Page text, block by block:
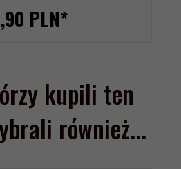
90 PLN*
kupili ten
również...